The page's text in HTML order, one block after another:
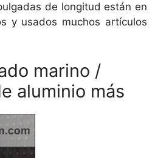
de longitud están en
y usados muchos artículos
marino /
aluminio más